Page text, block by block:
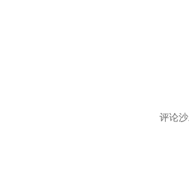
评论